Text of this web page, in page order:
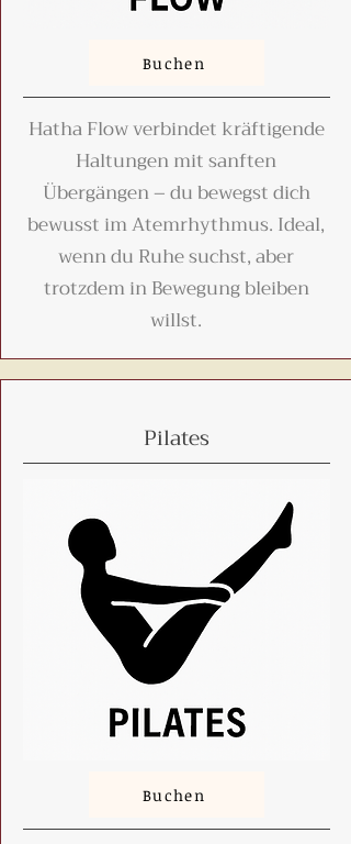
Buchen
Hatha Flow verbindet kräftigende
Haltungen mit sanften
Übergängen – du bewegst dich
bewusst im Atemrhythmus. Ideal,
wenn du Ruhe suchst, aber
trotzdem in Bewegung bleiben
willst.
Pilates
Buchen